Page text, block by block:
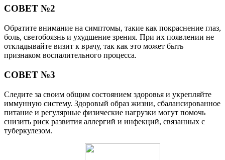
СОВЕТ №2
Обратите внимание на симптомы, такие как покраснение глаз,
боль, светобоязнь и ухудшение зрения. При их появлении не
откладывайте визит к врачу, так как это может быть
признаком воспалительного процесса.
СОВЕТ №3
Следите за своим общим состоянием здоровья и укрепляйте
иммунную систему. Здоровый образ жизни, сбалансированное
питание и регулярные физические нагрузки могут помочь
снизить риск развития аллергий и инфекций, связанных с
туберкулезом.